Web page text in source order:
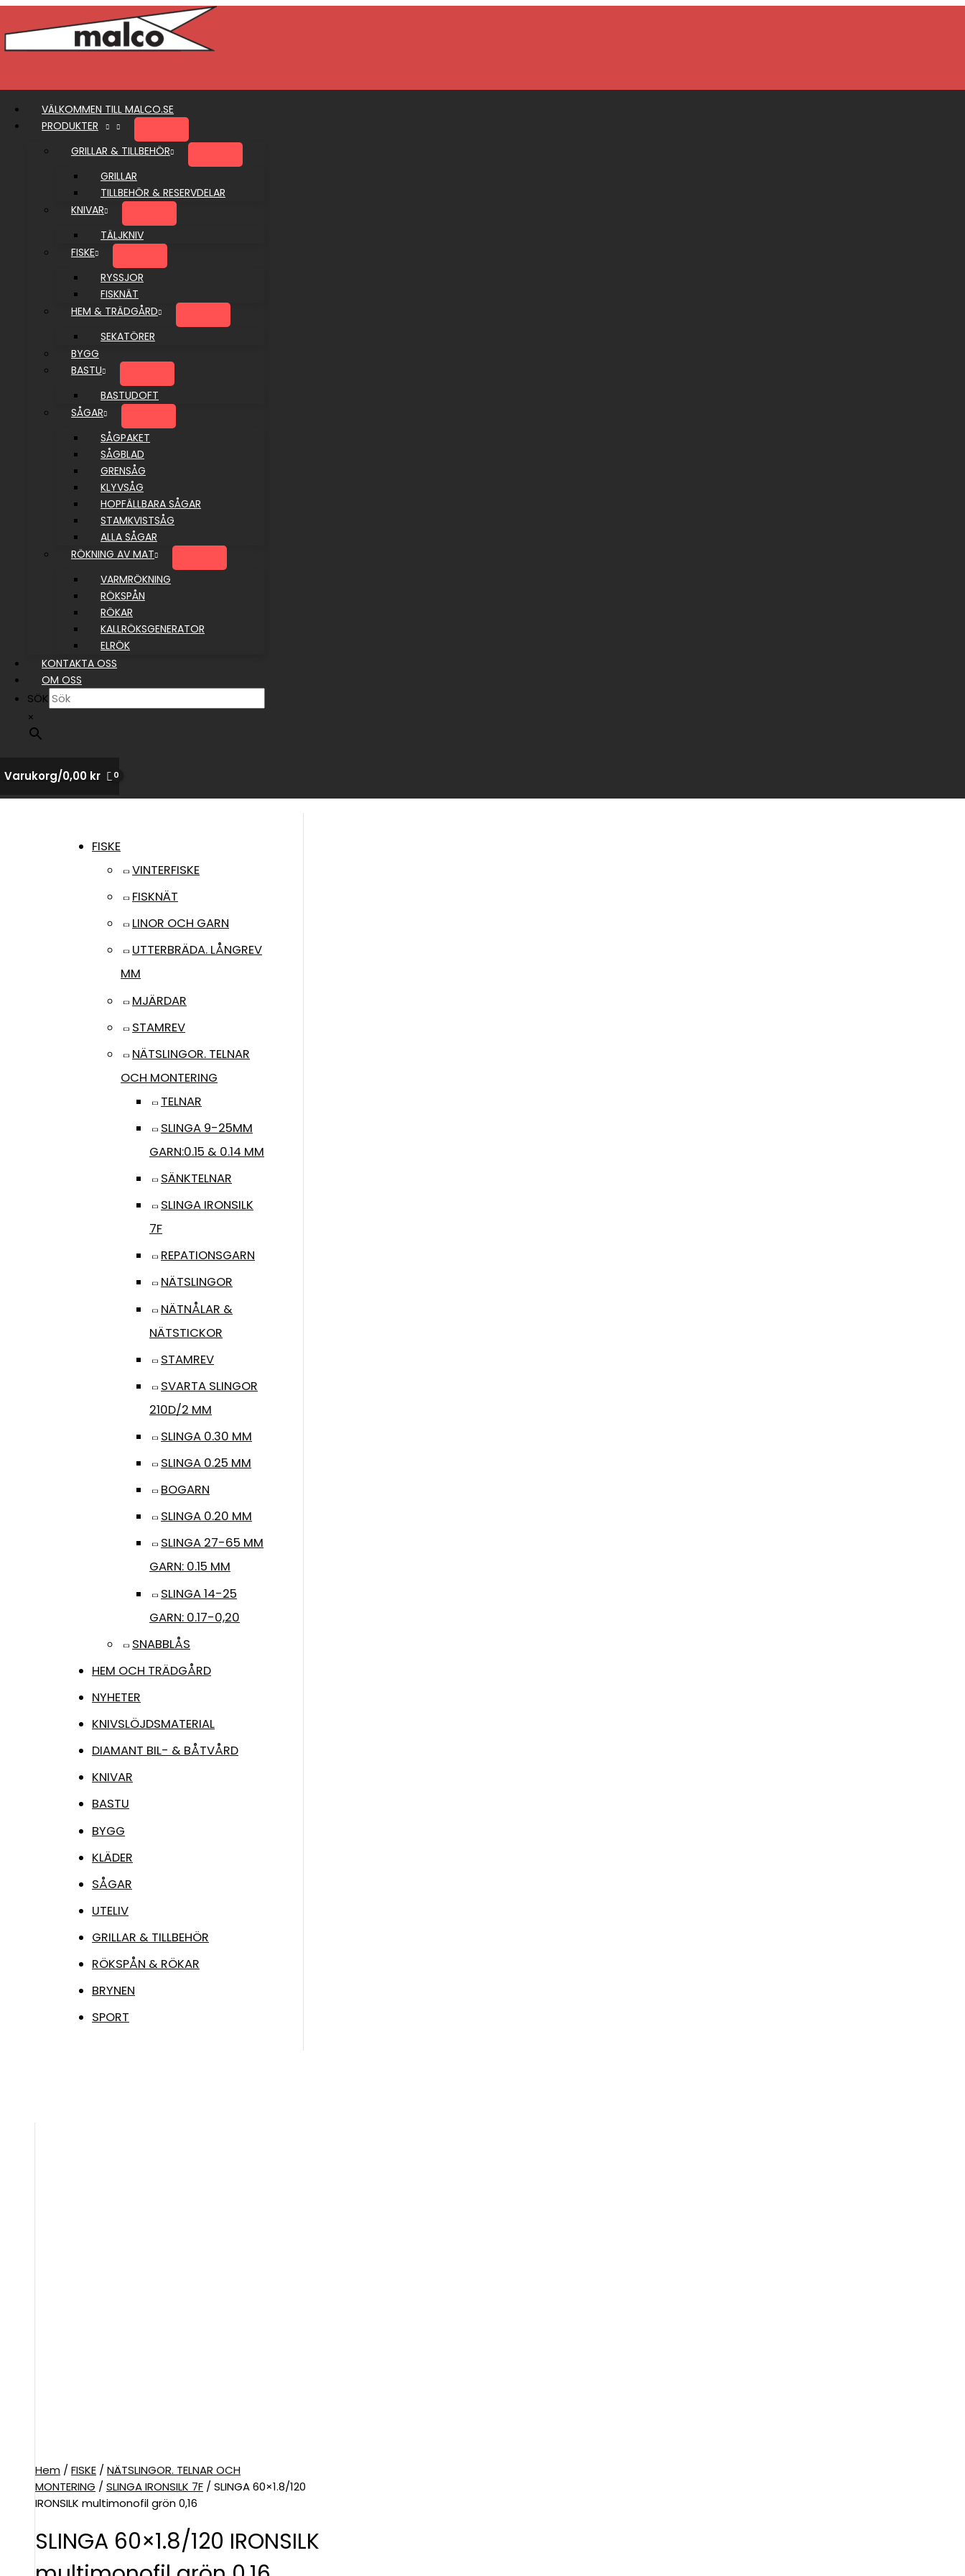
till
innehåll
VÄLKOMMEN TILL MALCO.SE
PRODUKTER
GRILLAR & TILLBEHÖR
GRILLAR
TILLBEHÖR & RESERVDELAR
KNIVAR
TÄLJKNIV
FISKE
RYSSJOR
FISKNÄT
HEM & TRÄDGÅRD
SEKATÖRER
BYGG
BASTU
BASTUDOFT
SÅGAR
SÅGPAKET
SÅGBLAD
GRENSÅG
KLYVSÅG
HOPFÄLLBARA SÅGAR
STAMKVISTSÅG
ALLA SÅGAR
RÖKNING AV MAT
VARMRÖKNING
RÖKSPÅN
RÖKAR
KALLRÖKSGENERATOR
ELRÖK
KONTAKTA OSS
OM OSS
SÖK
×
Varukorg/0,00 kr
FISKE
VINTERFISKE
FISKNÄT
LINOR OCH GARN
UTTERBRÄDA. LÅNGREV
MM
MJÄRDAR
STAMREV
NÄTSLINGOR. TELNAR
OCH MONTERING
TELNAR
SLINGA 9-25MM
GARN:0.15 & 0.14 MM
SÄNKTELNAR
SLINGA IRONSILK
7F
REPATIONSGARN
NÄTSLINGOR
NÄTNÅLAR &
NÄTSTICKOR
STAMREV
SVARTA SLINGOR
210D/2 MM
SLINGA 0.30 MM
SLINGA 0.25 MM
BOGARN
SLINGA 0.20 MM
SLINGA 27-65 MM
GARN: 0.15 MM
SLINGA 14-25
GARN: 0.17-0,20
SNABBLÅS
HEM OCH TRÄDGÅRD
NYHETER
KNIVSLÖJDSMATERIAL
DIAMANT BIL- & BÅTVÅRD
KNIVAR
BASTU
BYGG
KLÄDER
SÅGAR
UTELIV
GRILLAR & TILLBEHÖR
RÖKSPÅN & RÖKAR
BRYNEN
SPORT
Hem / FISKE / NÄTSLINGOR. TELNAR OCH
MONTERING / SLINGA IRONSILK 7F / SLINGA 60×1.8/120
IRONSILK multimonofil grön 0,16
SLINGA 60×1.8/120 IRONSILK